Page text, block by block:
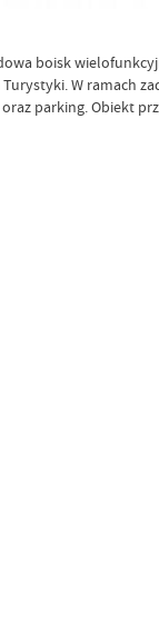
boisk
W ramach
parking. Obiekt